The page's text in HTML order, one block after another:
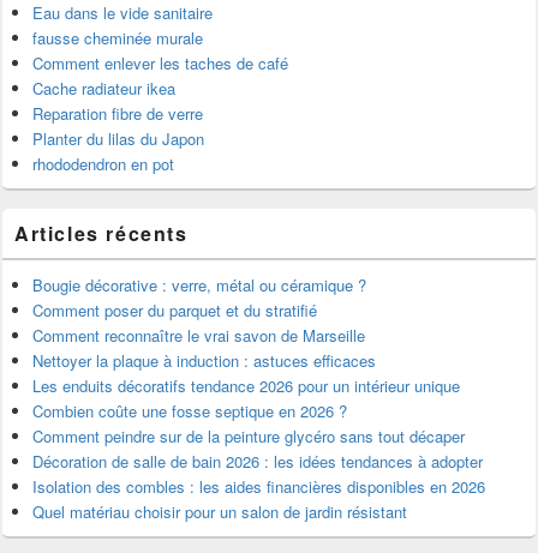
Eau dans le vide sanitaire
fausse cheminée murale
Comment enlever les taches de café
Cache radiateur ikea
Reparation fibre de verre
Planter du lilas du Japon
rhododendron en pot
Articles récents
Bougie décorative : verre, métal ou céramique ?
Comment poser du parquet et du stratifié
Comment reconnaître le vrai savon de Marseille
Nettoyer la plaque à induction : astuces efficaces
Les enduits décoratifs tendance 2026 pour un intérieur unique
Combien coûte une fosse septique en 2026 ?
Comment peindre sur de la peinture glycéro sans tout décaper
Décoration de salle de bain 2026 : les idées tendances à adopter
Isolation des combles : les aides financières disponibles en 2026
Quel matériau choisir pour un salon de jardin résistant